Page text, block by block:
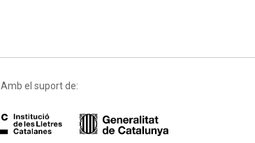
Amb el suport de: